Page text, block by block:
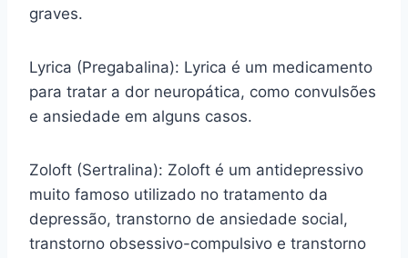
graves.
Lyrica (Pregabalina): Lyrica é um medicamento
para tratar a dor neuropática, como convulsões
e ansiedade em alguns casos.
Zoloft (Sertralina): Zoloft é um antidepressivo
muito famoso utilizado no tratamento da
depressão, transtorno de ansiedade social,
transtorno obsessivo-compulsivo e transtorno